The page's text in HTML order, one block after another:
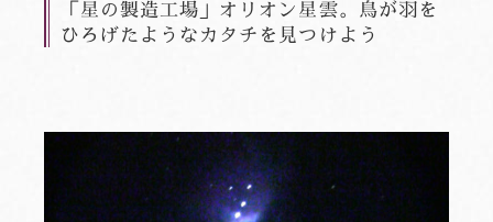
「星の製造工場」オリオン星雲。鳥が羽を
ひろげたようなカタチを見つけよう